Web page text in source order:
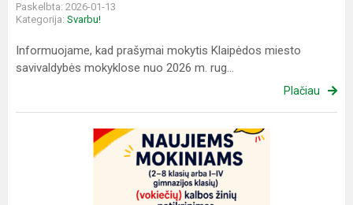
Paskelbta: 2026-01-13
Kategorija: Svarbu!
Informuojame, kad prašymai mokytis Klaipėdos miesto
savivaldybės mokyklose nuo 2026 m. rug...
Plačiau